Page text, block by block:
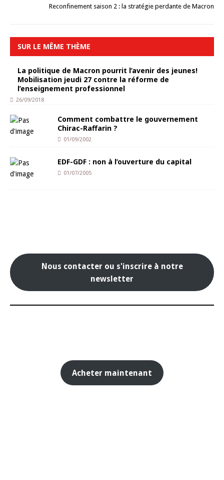
Reconfinement saison 2 : la stratégie perdante de Macron
SUR LE MÊME THÈME
La politique de Macron pourrit l’avenir des jeunes!
Mobilisation jeudi 27 contre la réforme de
l’enseignement professionnel
26/09/2018
Comment combattre le gouvernement
Chirac-Raffarin ?
01/09/2002
EDF-GDF : non à l’ouverture du capital
01/07/2005
Nous contacter ou s'inscrire à notre
newsletter
Acheter maintenant